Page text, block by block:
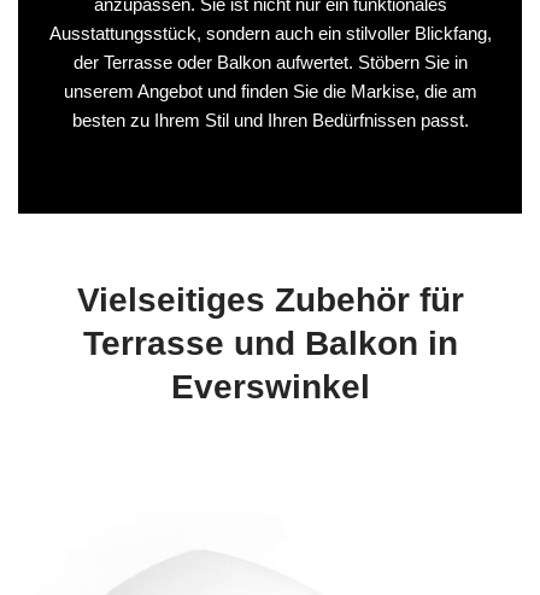
Ausstattungsstück, sondern auch ein stilvoller Blickfang,
der Terrasse oder Balkon aufwertet. Stöbern Sie in
unserem Angebot und finden Sie die Markise, die am
besten zu Ihrem Stil und Ihren Bedürfnissen passt.
Vielseitiges Zubehör für
Terrasse und Balkon in
Everswinkel